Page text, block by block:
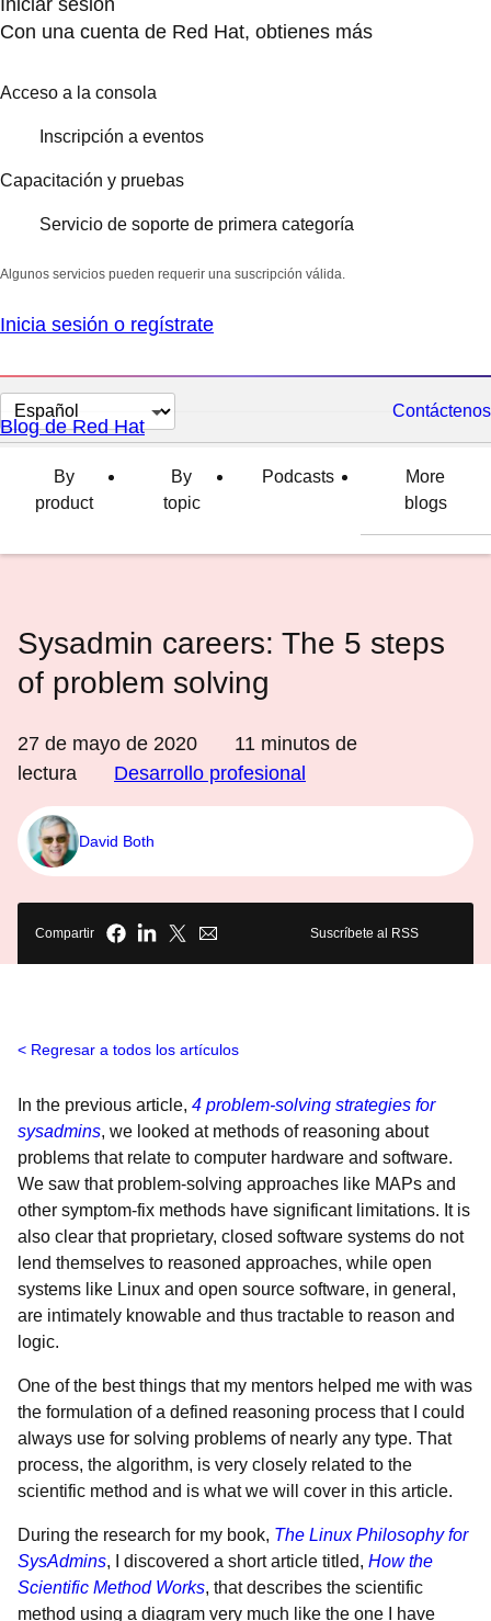
Iniciar sesión
Con una cuenta de Red Hat, obtienes más
Acceso a la consola
Inscripción a eventos
Capacitación y pruebas
Servicio de soporte de primera categoría
Algunos servicios pueden requerir una suscripción válida.
Inicia sesión o regístrate
Cambiar
el
idioma
Contáctenos
Blog de Red Hat
By
product
By
topic
Podcasts
More
blogs
Sysadmin careers: The 5 steps
of problem solving
27 de mayo de 2020 11 minutos de
lectura
Desarrollo profesional
David Both
Compartir Suscríbete al RSS
Regresar a todos los artículos
In the previous article, 4 problem-solving strategies for
sysadmins, we looked at methods of reasoning about
problems that relate to computer hardware and software.
We saw that problem-solving approaches like MAPs and
other symptom-fix methods have significant limitations. It is
also clear that proprietary, closed software systems do not
lend themselves to reasoned approaches, while open
systems like Linux and open source software, in general,
are intimately knowable and thus tractable to reason and
logic.
One of the best things that my mentors helped me with was
the formulation of a defined reasoning process that I could
always use for solving problems of nearly any type. That
process, the algorithm, is very closely related to the
scientific method and is what we will cover in this article.
During the research for my book, The Linux Philosophy for
SysAdmins, I discovered a short article titled, How the
Scientific Method Works, that describes the scientific
method using a diagram very much like the one I have